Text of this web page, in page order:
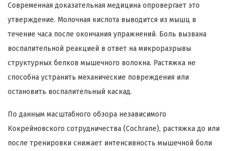
Современная доказательная медицина опровергает это
утверждение. Молочная кислота выводится из мышц в
течение часа после окончания упражнений. Боль вызвана
воспалительной реакцией в ответ на микроразрывы
структурных белков мышечного волокна. Растяжка не
способна устранить механические повреждения или
остановить воспалительный каскад.
По данным масштабного обзора независимого
Кокрейновского сотрудничества (Cochrane), растяжка до или
после тренировки снижает интенсивность мышечной боли